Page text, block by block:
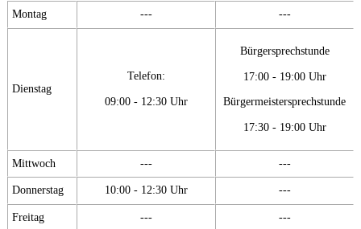
Montag --- ---
Dienstag
Telefon:
09:00 - 12:30 Uhr
Bürgersprechstunde
17:00 - 19:00 Uhr
Bürgermeistersprechstunde
17:30 - 19:00 Uhr
Mittwoch --- ---
Donnerstag 10:00 - 12:30 Uhr ---
Freitag --- ---